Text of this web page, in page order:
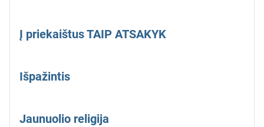
Į priekaištus TAIP ATSAKYK
Išpažintis
Jaunuolio religija